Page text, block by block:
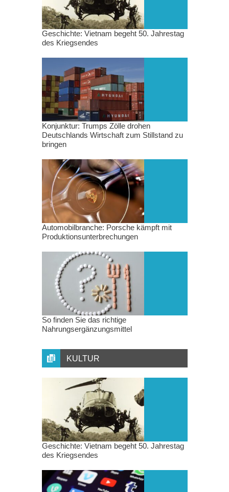
Geschichte: Vietnam begeht 50. Jahrestag
des Kriegsendes
Konjunktur: Trumps Zölle drohen
Deutschlands Wirtschaft zum Stillstand zu
bringen
Automobilbranche: Porsche kämpft mit
Produktionsunterbrechungen
So finden Sie das richtige
Nahrungsergänzungsmittel
KULTUR
Geschichte: Vietnam begeht 50. Jahrestag
des Kriegsendes